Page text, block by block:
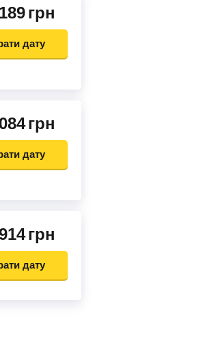
грн
дату
грн
дату
грн
дату